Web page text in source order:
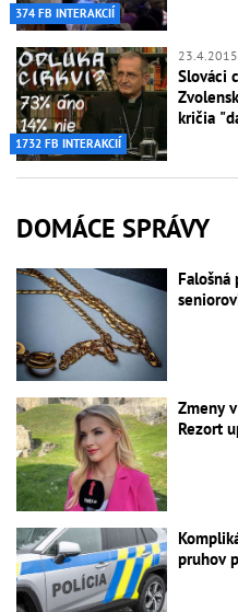
374 FB INTERAKCIÍ
1732 FB INTERAKCIÍ
Slováci
kričia
DOMÁCE SPRÁVY
Falošná
Zmeny
Rezort
pruhov